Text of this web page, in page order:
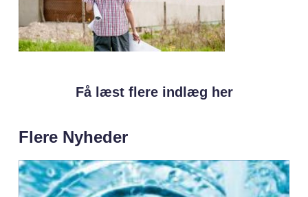
Få læst flere indlæg her
Flere Nyheder